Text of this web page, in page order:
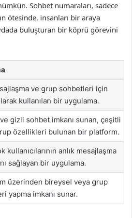
Sohbet numaraları, sadece
ötesinde, insanları bir araya
buluşturan bir köprü görevini
ve grup sohbetleri için
kullanılan bir uygulama.
gizli sohbet imkanı sunan, çeşitli
özellikleri bulunan bir platform.
kullanıcılarının anlık mesajlaşma
sağlayan bir uygulama.
üzerinden bireysel veya grup
yapma imkanı sunar.